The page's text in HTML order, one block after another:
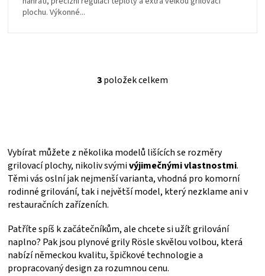
plochu. Výkonné...
O
c
í
p
r
v
v
ý
p
i
3položek celkem
Vybírat můžete z několika modelů lišících se rozměry
grilovací plochy, nikoliv svýmivýjimečnými vlastnostmi.
Těmi vás oslní jak nejmenší varianta, vhodná pro komorní
rodinné grilování, tak i největší model, který nezklame ani v
restauračních zařízeních.
Patříte spíš k začátečníkům, ale chcete si užít grilování
naplno? Pak jsou plynové grily Rösle skvělou volbou, která
nabízí německou kvalitu, špičkové technologie a
propracovaný design za rozumnou cenu.